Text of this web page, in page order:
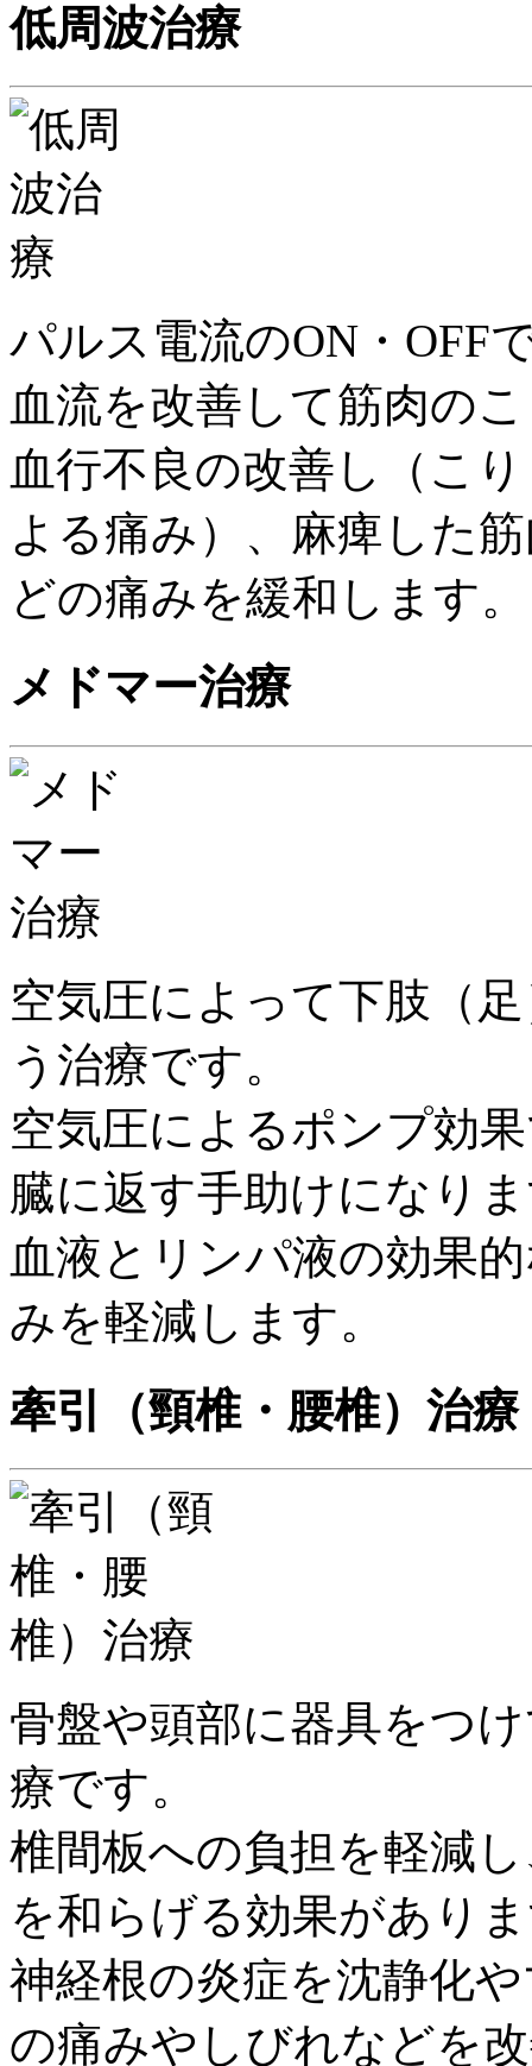
低周波治療
パルス電流のON・OFF
血流を改善して筋肉の
血行不良の改善し（こ
よる痛み）、麻痺した
どの痛みを緩和します。
メドマー治療
空気圧によって下肢（
う治療です。
空気圧によるポンプ効
臓に返す手助けになり
血液とリンパ液の効果
みを軽減します。
牽引（頸椎・腰椎）治療
骨盤や頭部に器具をつ
療です。
椎間板への負担を軽減
を和らげる効果があり
神経根の炎症を沈静化
の痛みやしびれなどを